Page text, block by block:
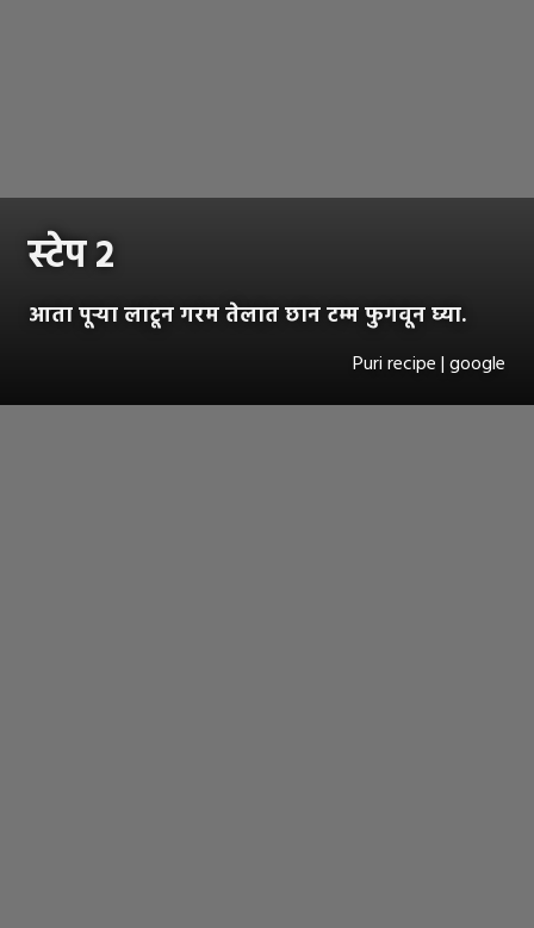
स्टेप २
आता पूऱ्या लाटून गरम तेलात छान टम्म फुगवून घ्या.
Puri recipe | google